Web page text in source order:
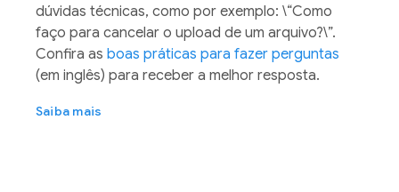
dúvidas técnicas, como por exemplo: \“Como
faço para cancelar o upload de um arquivo?\”.
Confira as boas práticas para fazer perguntas
(em inglês) para receber a melhor resposta.
Saiba mais